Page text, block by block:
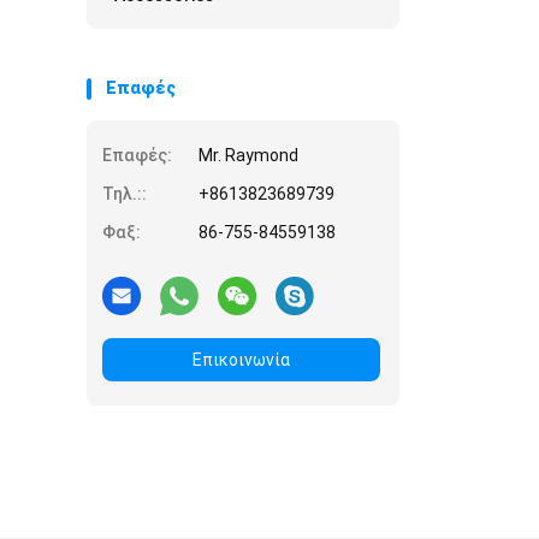
Επαφές
Επαφές:
Mr. Raymond
Τηλ.::
+8613823689739
Φαξ:
86-755-84559138
Επικοινωνία